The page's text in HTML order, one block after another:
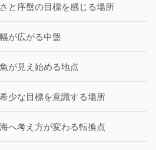
と序盤の目標を感じる場所
が広がる中盤
が見え始める地点
少な目標を意識する場所
へ考え方が変わる転換点